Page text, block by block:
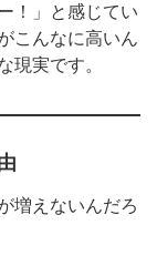
！」と感じてい
こんなに高いん
実です。
増えないんだろ